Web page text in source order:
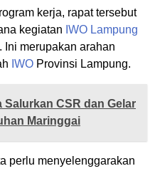
kerja, rapat tersebut
kegiatan IWO Lampung
merupakan arahan
IWO Provinsi Lampung.
Salurkan CSR dan Gelar
Maringgai
perlu menyelenggarakan